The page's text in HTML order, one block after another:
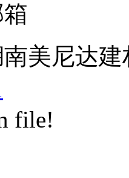
南美尼
file!